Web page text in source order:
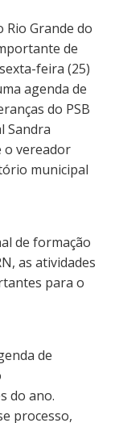
Rio Grande do
de
feira (25)
agenda de
do PSB
Sandra
o vereador
municipal
de formação
as atividades
para o
de
do ano.
processo,